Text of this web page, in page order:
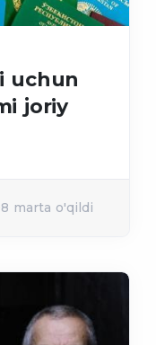
uchun
joriy
marta o'qildi